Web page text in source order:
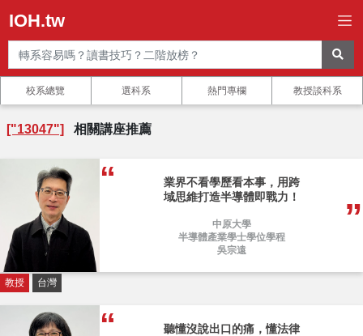
IOH.tw
校系總覽 選科系 熱門專欄 教授談科系
["13047"] 相關講座推薦
業界不看學歷看本事，用跨
域思維打造半導體即戰力！
中原大學
半導體產業學士學位學程
吳宗遠
教授 台灣
聽懂沒說出口的痛，懂法律